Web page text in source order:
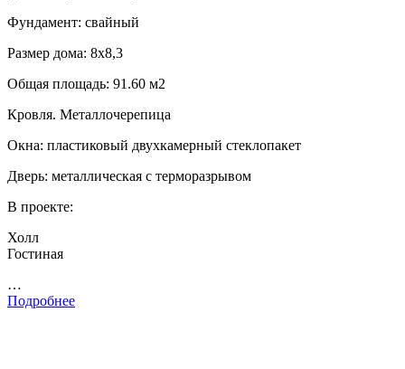
Фундамент: свайный
Размер дома: 8х8,3
Общая площадь: 91.60 м2
Кровля. Металлочерепица
Окна: пластиковый двухкамерный стеклопакет
Дверь: металлическая с терморазрывом
В проекте:
Холл
Гостиная
…
Подробнее